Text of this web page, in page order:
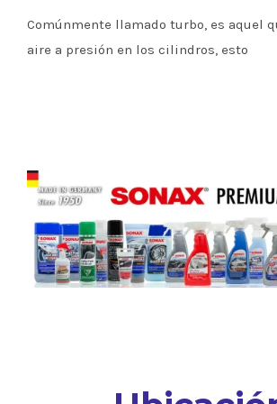
Comúnmente llamado turbo, es aquel
aire a presión en los cilindros, esto